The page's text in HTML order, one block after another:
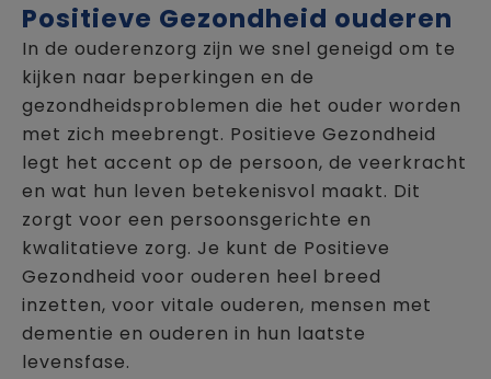
Positieve Gezondheid ouderen
In de ouderenzorg zijn we snel geneigd om te
kijken naar beperkingen en de
gezondheidsproblemen die het ouder worden
met zich meebrengt. Positieve Gezondheid
legt het accent op de persoon, de veerkracht
en wat hun leven betekenisvol maakt. Dit
zorgt voor een persoonsgerichte en
kwalitatieve zorg. Je kunt de Positieve
Gezondheid voor ouderen heel breed
inzetten, voor vitale ouderen, mensen met
dementie en ouderen in hun laatste
levensfase.